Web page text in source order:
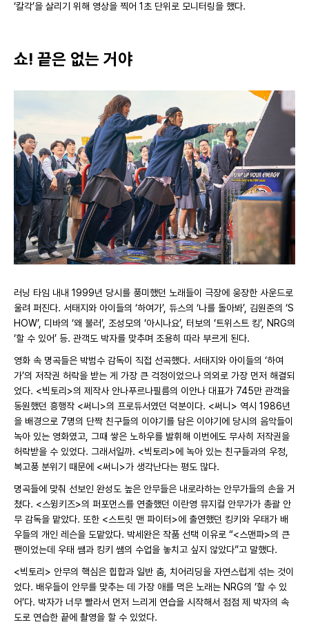
‘칼각’을 살리기 위해 영상을 찍어 1초 단위로 모니터링을 했다.
쇼! 끝은 없는 거야
러닝 타임 내내 1999년 당시를 풍미했던 노래들이 극장에 웅장한 사운드로
울려 퍼진다. 서태지와 아이들의 ‘하여가’, 듀스의 ‘나를 돌아봐’, 김원준의 ‘S
HOW’, 디바의 ‘왜 불러’, 조성모의 ‘아시나요’, 터보의 ‘트위스트 킹’, NRG의
‘할 수 있어’ 등. 관객도 박자를 맞추며 조용히 따라 부르게 된다.
영화 속 명곡들은 박범수 감독이 직접 선곡했다. 서태지와 아이들의 ‘하여
가’의 저작권 허락을 받는 게 가장 큰 걱정이었으나 의외로 가장 먼저 해결되
었다. <빅토리>의 제작사 안나푸르나필름의 이안나 대표가 745만 관객을
동원했던 흥행작 <써니>의 프로듀서였던 덕분이다. <써니> 역시 1986년
을 배경으로 7명의 단짝 친구들의 이야기를 담은 이야기에 당시의 음악들이
녹아 있는 영화였고, 그때 쌓은 노하우를 발휘해 이번에도 무사히 저작권을
허락받을 수 있었다. 그래서일까. <빅토리>에 녹아 있는 친구들과의 우정,
복고풍 분위기 때문에 <써니>가 생각난다는 평도 많다.
명곡들에 맞춰 선보인 완성도 높은 안무들은 내로라하는 안무가들의 손을 거
쳤다. <스윙키즈>의 퍼포먼스를 연출했던 이란영 뮤지컬 안무가가 총괄 안
무 감독을 맡았다. 또한 <스트릿 맨 파이터>에 출연했던 킹키와 우태가 배
우들의 개인 레슨을 도맡았다. 박세완은 작품 선택 이유로 “<스맨파>의 큰
팬이었는데 우태 쌤과 킹키 쌤의 수업을 놓치고 싶지 않았다”고 말했다.
<빅토리> 안무의 핵심은 힙합과 일반 춤, 치어리딩을 자연스럽게 섞는 것이
었다. 배우들이 안무를 맞추는 데 가장 애를 먹은 노래는 NRG의 ‘할 수 있
어’다. 박자가 너무 빨라서 먼저 느리게 연습을 시작해서 점점 제 박자의 속
도로 연습한 끝에 촬영을 할 수 있었다.